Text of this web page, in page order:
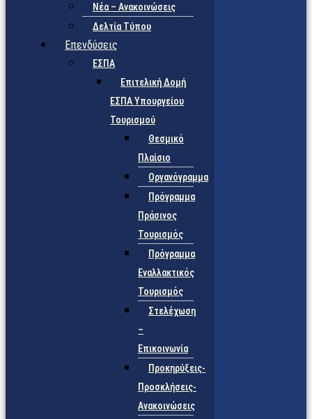
Νέα – Ανακοινώσεις
Δελτία Τύπου
Επενδύσεις
ΕΣΠΑ
Επιτελική Δομή
ΕΣΠΑ Υπουργείου
Τουρισμού
Θεσμικό
Πλαίσιο
Οργανόγραμμα
Πρόγραμμα
Πράσινος
Τουρισμός
Πρόγραμμα
Εναλλακτικός
Τουρισμός
Στελέχωση
–
Επικοινωνία
Προκηρύξεις-
Προσκλήσεις-
Ανακοινώσεις